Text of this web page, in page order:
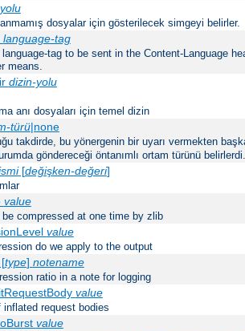
dosyalar için gösterilecek simgeyi belirler.
language-tag
tag to be sent in the Content-Language
means.
dizin-yolu
anı dosyaları için temel dizin
türü|none
takdirde, bu yönergenin bir uyarı vermekten
göndereceği öntanımlı ortam türünü belirlerdi.
[değişken-değeri]
value
compressed at one time by zlib
value
do we apply to the output
type] notename
ratio in a note for logging
value
request bodies
value